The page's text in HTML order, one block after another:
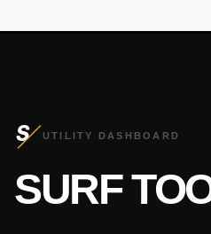
S UTILITY DASHBOARD
SURF